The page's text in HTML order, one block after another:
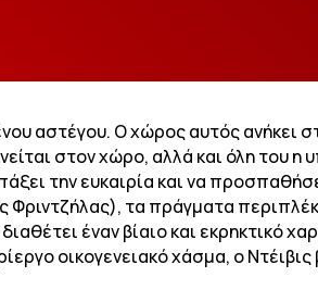
αστέγου. Ο χώρος αυτός ανήκει
στον χώρο, αλλά και όλη του η
την ευκαιρία και να
τα πράγματα
έναν βίαιο και εκρηκτικό
οικογενειακό χάσμα, ο Ντέιβις